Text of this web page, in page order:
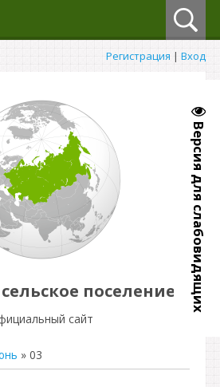
Версия для слабовидящих
Регистрация | Вход
поселение
сайт
» 03